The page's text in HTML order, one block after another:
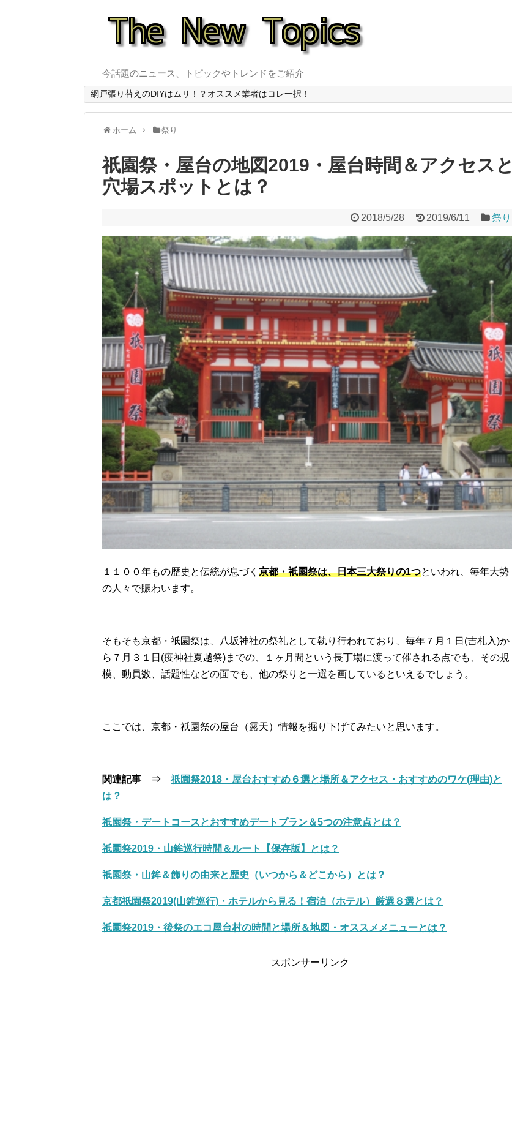
今話題のニュース、トピックやトレンドをご紹介
網戸張り替えのDIYはムリ！？オススメ業者はコレ一択！
ホーム 祭り
祇園祭・屋台の地図2019・屋台時間＆アクセスと
穴場スポットとは？
2018/5/28 2019/6/11 祭り
１１００年もの歴史と伝統が息づく 京都・祇園祭は、日本三大祭りの1つといわれ、毎年大勢
の人々で賑わいます。
そもそも京都・祇園祭は、八坂神社の祭礼として執り行われており、毎年７月１日(吉札入)か
ら７月３１日(疫神社夏越祭)までの、１ヶ月間という長丁場に渡って催される点でも、その規
模、動員数、話題性などの面でも、他の祭りと一選を画しているといえるでしょう。
ここでは、京都・祇園祭の屋台（露天）情報を掘り下げてみたいと思います。
関連記事 ⇒ 祇園祭2018・屋台おすすめ６選と場所＆アクセス・おすすめのワケ(理由)と
は？
祇園祭・デートコースとおすすめデートプラン＆5つの注意点とは？
祇園祭2019・山鉾巡行時間＆ルート【保存版】とは？
祇園祭・山鉾＆飾りの由来と歴史（いつから＆どこから）とは？
京都祇園祭2019(山鉾巡行)・ホテルから見る！宿泊（ホテル）厳選８選とは？
祇園祭2019・後祭のエコ屋台村の時間と場所＆地図・オススメメニューとは？
スポンサーリンク